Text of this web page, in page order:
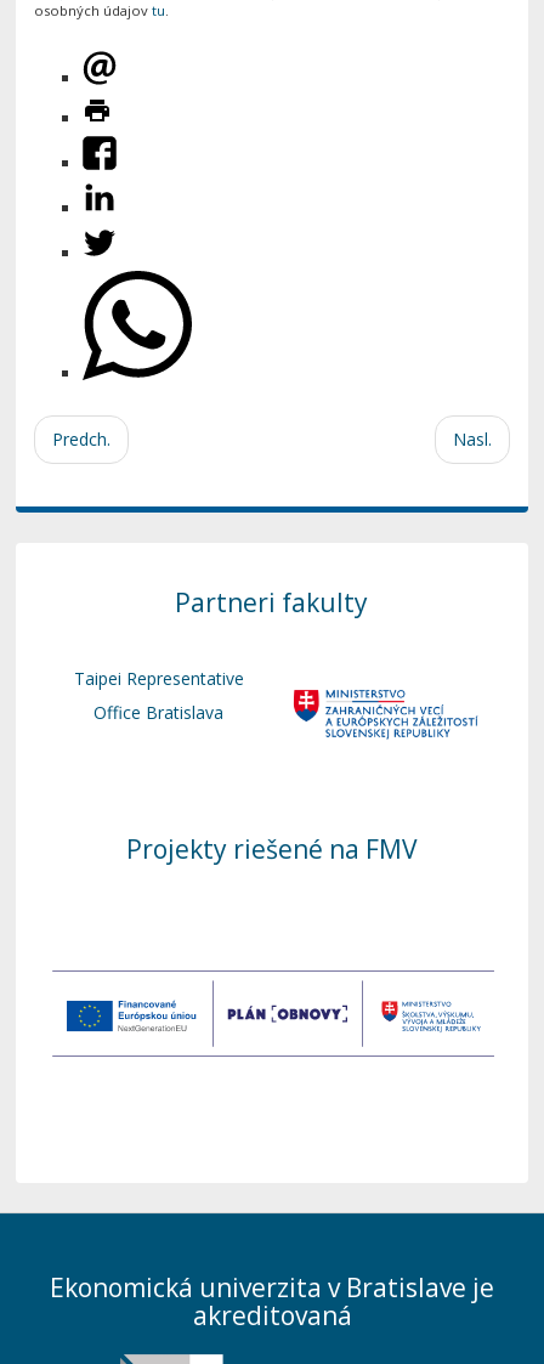
osobných údajovtu.
Predch. Nasl.
Partneri fakulty
Taipei Representative
Office Bratislava
Projekty riešené na FMV
Ekonomická univerzita v Bratislave je
akreditovaná